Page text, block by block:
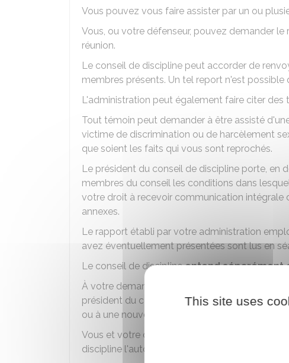
Vous pouvez vous faire assister par un ou
Vous, ou votre défenseur, pouvez demander
réunion.
Le conseil de discipline peut accorder de
membres présents. Un tel report n'est possible
L'administration peut également faire citer des
Tout témoin peut demander à être assisté
victime de discrimination ou de harcèlement
que soient les faits qui vous sont reprochés.
Le président du conseil de discipline porte, en
membres du conseil les conditions dans
votre droit à recevoir communication
annexes.
Le rapport établi par votre administration
avez éventuellement présentées sont lus en
Le conseil de disciplineentend séparément
À votre demande ou à la demande de votre
président du conseil de discipline peut
ou à une nouvelle audition d'un témoin déjà
Vous et votre défenseur pouvez demander, à
discipline l'autorisation d'intervenir afin de
This site uses